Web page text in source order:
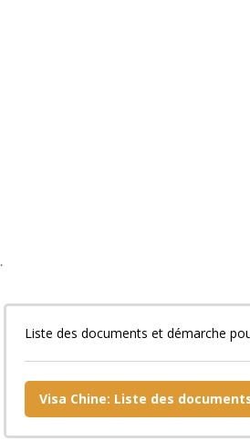
Liste des documents et démarche
Visa Chine: Liste des